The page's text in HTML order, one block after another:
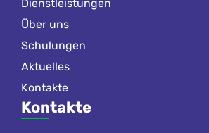
Dienstleistungen
Über uns
Schulungen
Aktuelles
Kontakte
Kontakte